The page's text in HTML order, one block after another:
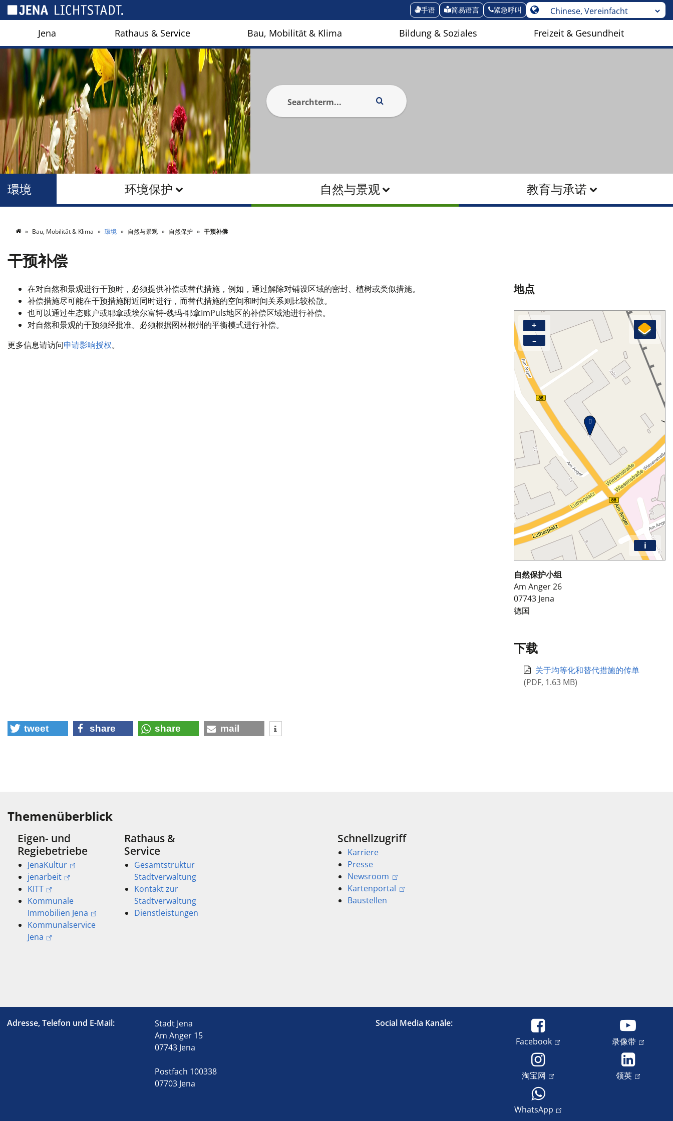
手语 简易语言 紧急呼叫
Jena Rathaus & Service Bau, Mobilität & Klima Bildung & Soziales Freizeit & Gesundheit
环境保护 自然与景观 教育与承诺
環境
Bau, Mobilität & Klima 環境 自然与景观 自然保护 干预补偿
干预补偿
在对自然和景观进行干预时，必须提供补偿或替代措施，例如，通过解除对铺设区域的密封、植树或类似措施。
补偿措施尽可能在干预措施附近同时进行，而替代措施的空间和时间关系则比较松散。
也可以通过生态账户或耶拿或埃尔富特-魏玛-耶拿ImPuls地区的补偿区域池进行补偿。
对自然和景观的干预须经批准。必须根据图林根州的平衡模式进行补偿。
更多信息请访问申请影响授权。
地点
+
–
i
自然保护小组
Am Anger 26
07743 Jena
德国
下载
关于均等化和替代措施的传单
(PDF, 1.63 MB)
tweet share share mail
Themenüberblick
Eigen- und
Regiebetriebe
JenaKultur
jenarbeit
KITT
Kommunale
Immobilien Jena
Kommunalservice
Jena
Rathaus &
Service
Gesamtstruktur
Stadtverwaltung
Kontakt zur
Stadtverwaltung
Dienstleistungen
Schnellzugriff
Karriere
Presse
Newsroom
Kartenportal
Baustellen
Adresse, Telefon und E-Mail:
Stadt Jena
Am Anger 15
07743 Jena
Postfach 100338
07703 Jena
Social Media Kanäle:
Facebook
录像带
淘宝网 领英
WhatsApp
Cookies management panel